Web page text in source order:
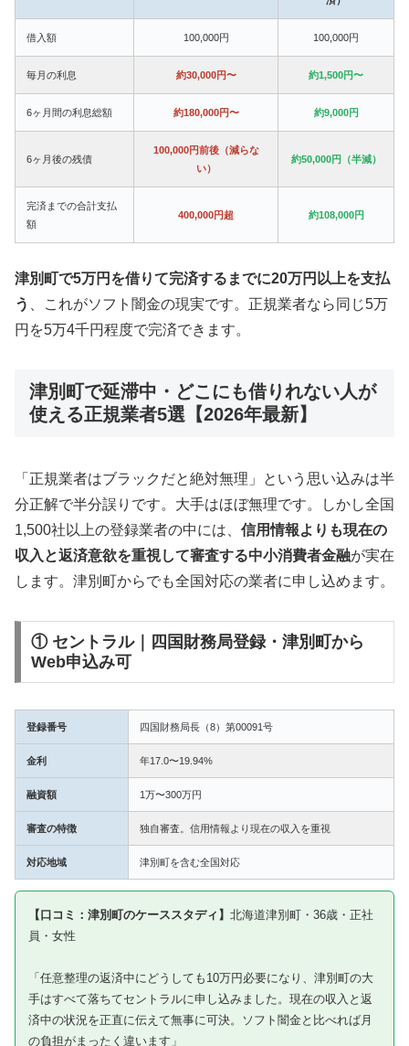
借入額 100,000円 100,000円
毎月の利息 約30,000円〜 約1,500円〜
6ヶ月間の利息総額 約180,000円〜 約9,000円
6ヶ月後の残債
100,000円前後（減らな
い）
約50,000円（半減）
完済までの合計支払
額
400,000円超 約108,000円
津別町で5万円を借りて完済するまでに20万円以上を支払
う
、これがソフト闇金の現実です。正規業者なら同じ5万
円を5万4千円程度で完済できます。
津別町で延滞中・どこにも借りれない人が
使える正規業者5選【2026年最新】
「正規業者はブラックだと絶対無理」という思い込みは半
分正解で半分誤りです。大手はほぼ無理です。しかし全国
1,500社以上の登録業者の中には、 信用情報よりも現在の
収入と返済意欲を重視して審査する中小消費者金融が実在
します。津別町からでも全国対応の業者に申し込めます。
① セントラル｜四国財務局登録・津別町から
Web申込み可
登録番号 四国財務局長（8）第00091号
金利 年17.0〜19.94%
融資額 1万〜300万円
審査の特徴 独自審査。信用情報より現在の収入を重視
対応地域 津別町を含む全国対応
【口コミ：津別町のケーススタディ】 北海道津別町・36歳・正社
員・女性
「任意整理の返済中にどうしても10万円必要になり、津別町の大
手はすべて落ちてセントラルに申し込みました。現在の収入と返
済中の状況を正直に伝えて無事に可決。ソフト闇金と比べれば月
の負担がまったく違います」